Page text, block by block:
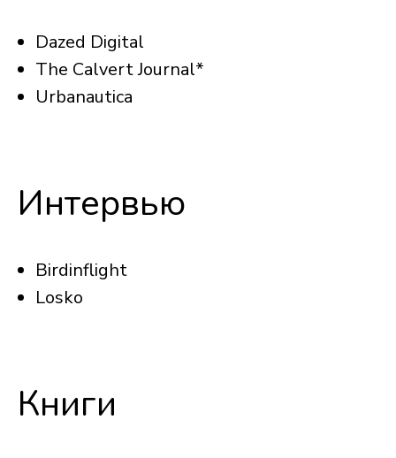
Dazed Digital
The Calvert Journal*
Urbanautica
Интервью
Birdinflight
Losko
Книги